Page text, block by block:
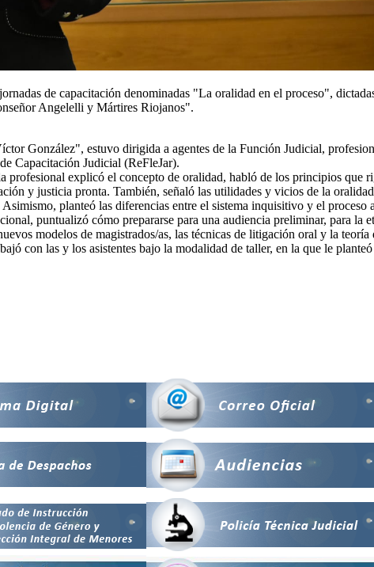
de capacitación denominadas "La oralidad en el proceso",
Angelelli y Mártires Riojanos".
González", estuvo dirigida a agentes de la Función Judicial,
Capacitación Judicial (ReFleJar).
profesional explicó el concepto de oralidad, habló de los principios que
y justicia pronta. También, señaló las utilidades y vicios de la
planteó las diferencias entre el sistema inquisitivo y el
puntualizó cómo prepararse para una audiencia preliminar, para la
modelos de magistrados/as, las técnicas de litigación oral y la
con las y los asistentes bajo la modalidad de taller, en la que le